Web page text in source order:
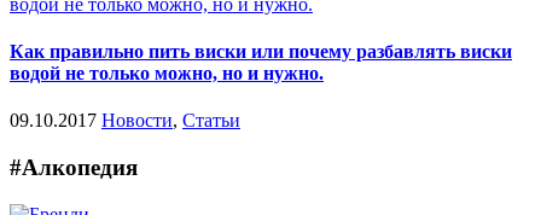
Как правильно пить виски или почему разбавлять виски
водой не только можно, но и нужно.
09.10.2017 Новости, Статьи
#Алкопедия